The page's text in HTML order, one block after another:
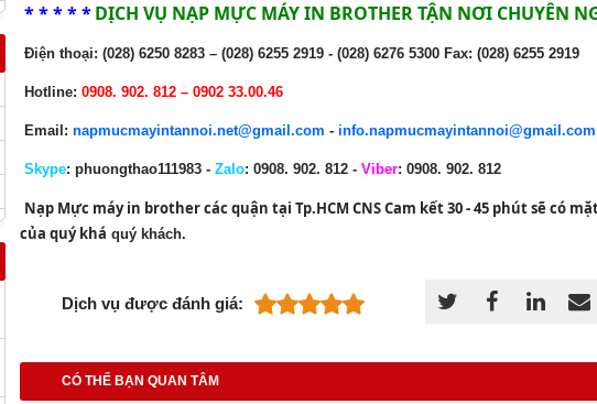
* * * * *DỊCH VỤ NẠP MỰC MÁY IN BROTHER TẬN NƠI CHUYÊN
Điện thoại: (028) 6250 8283 – (028) 6255 2919 - (028) 6276 5300 Fax: (028) 6255 2919
Hotline: 0908. 902. 812 – 0902 33.00.46
Email: napmucmayintannoi.net@gmail.com - info.napmucmayintannoi@gmail.com
Skype: phuongthao111983 - Zalo: 0908. 902. 812 - Viber: 0908. 902. 812
Nạp Mực máy in brothercác quận tại Tp.HCM CNS Cam kết 30 - 45 phút sẽ có
của quý khá quý khách.
Dịch vụ được đánh giá:
CÓ THỂ BẠN QUAN TÂM